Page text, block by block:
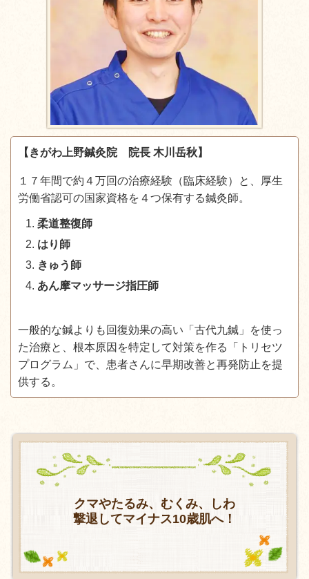
【きがわ上野鍼灸院 院長 木川岳秋】
１７年間で約４万回の治療経験（臨床経験）と、厚生
労働省認可の国家資格を４つ保有する鍼灸師。
柔道整復師
はり師
きゅう師
あん摩マッサージ指圧師
一般的な鍼よりも回復効果の高い「古代九鍼」を使っ
た治療と、根本原因を特定して対策を作る「トリセツ
プログラム」で、患者さんに早期改善と再発防止を提
供する。
クマやたるみ、むくみ、しわ
撃退してマイナス10歳肌へ！